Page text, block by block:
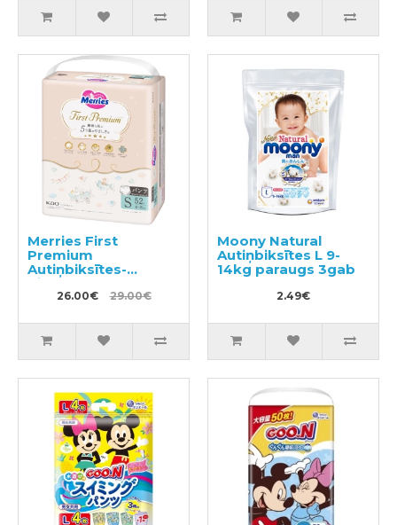
Merries First
Premium
Autiņbiksītes-
biksītes PS 4-8kg
52gab26.00€ 29.00€
Moony Natural
Autiņbiksītes L 9-
14kg paraugs 3gab
2.49€